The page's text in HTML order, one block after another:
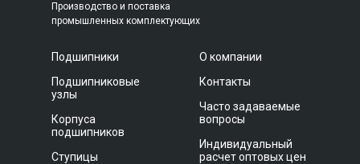
Производство и поставка
промышленных комплектующих
Подшипники
Подшипниковые
узлы
Корпуса
подшипников
Ступицы
О компании
Контакты
Часто задаваемые
вопросы
Индивидуальный
расчет оптовых цен